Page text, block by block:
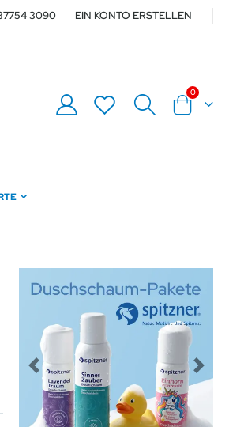
3090 EIN KONTO ERSTELLEN
Warenkorb
0Artikel
Previous Next